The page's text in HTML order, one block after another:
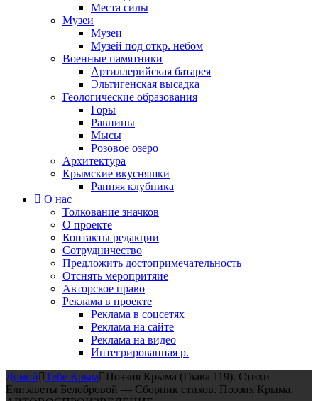
Места силы
Музеи
Музеи
Музей под откр. небом
Военные памятники
Артиллерийская батарея
Эльтигенская высадка
Геологические образования
Горы
Равнины
Мысы
Розовое озеро
Архитектура
Крымские вкусняшки
Ранняя клубника
О нас
Толкование значков
О проекте
Контакты редакции
Сотрудничество
Предложить достопримечательность
Отснять меропритяие
Авторское право
Реклама в проекте
Реклама в соцсетях
Реклама на сайте
Реклама на видео
Интегрированная р.
Домой
Тебе Крым
Поэзия Крыма (Глава 119). Стихи
Елизаветы Белобровой — Сборник стихов. Поэзия Крыма.